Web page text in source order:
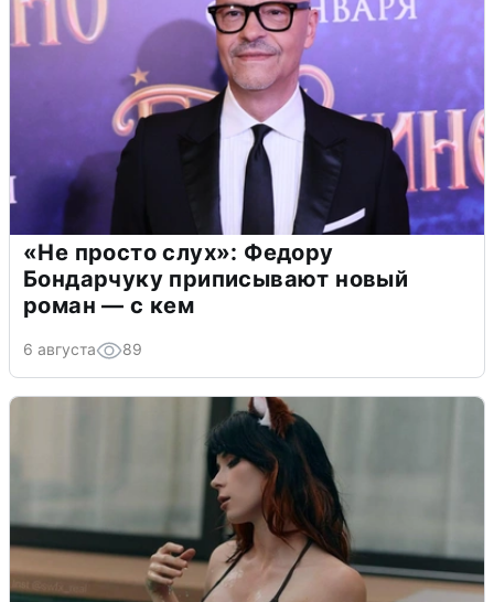
«Не просто слух»: Федору
Бондарчуку приписывают новый
роман — с кем
6 августа 89